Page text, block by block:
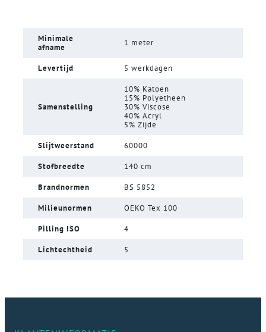
Minimale
afname
1 meter
Levertijd 5 werkdagen
Samenstelling
10% Katoen
15% Polyetheen
30% Viscose
40% Acryl
5% Zijde
Slijtweerstand 60000
Stofbreedte 140 cm
Brandnormen BS 5852
Milieunormen OEKO Tex 100
Pilling ISO 4
Lichtechtheid 5